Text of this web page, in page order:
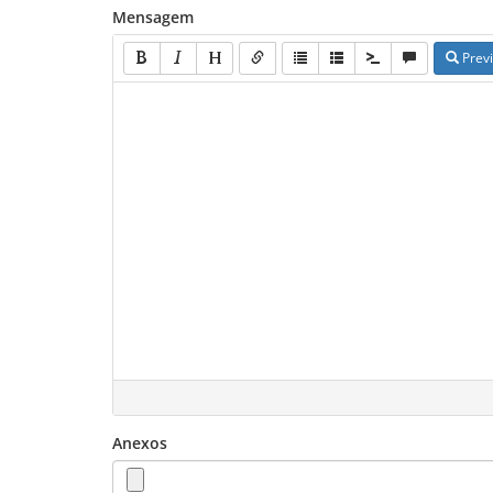
Mensagem
Anexos